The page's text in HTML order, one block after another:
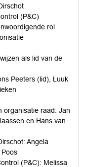
(P&C)
rol
als lid van de
Peeters (lid), Luuk
organisatie raad: Jan
en Hans van
Angela
(P&C): Melissa